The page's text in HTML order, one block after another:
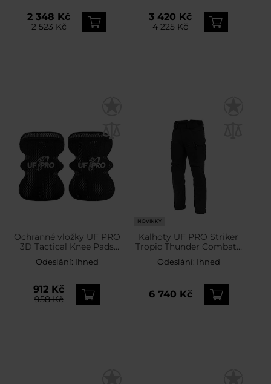
2 348 Kč
2 523 Kč
3 420 Kč
4 225 Kč
Ochranné vložky UF PRO
3D Tactical Knee Pads
Cushion - Black
Odeslání: Ihned
912 Kč
958 Kč
NOVINKY
Kalhoty UF PRO Striker
Tropic Thunder Combat -
Black
Odeslání: Ihned
6 740 Kč